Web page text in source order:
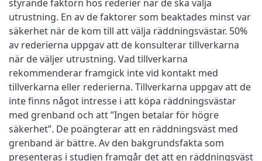
styrande faktorn hos rederier när de ska välja
utrustning. En av de faktorer som beaktades minst var
säkerhet när de kom till att välja räddningsvästar. 50%
av rederierna uppgav att de konsulterar tillverkarna
när de väljer utrustning. Vad tillverkarna
rekommenderar framgick inte vid kontakt med
tillverkarna eller rederierna. Tillverkarna uppgav att de
inte finns något intresse i att köpa räddningsvästar
med grenband och att ”Ingen betalar för högre
säkerhet”. De poängterar att en räddningsväst med
grenband är bättre. Av den bakgrundsfakta som
presenteras i studien framgår det att en räddningsväst